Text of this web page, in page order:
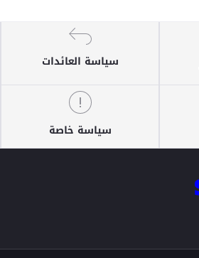
سياسة العائدات
سياسة خاصة